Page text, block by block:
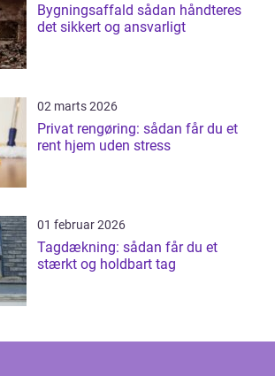
Bygningsaffald sådan håndteres
det sikkert og ansvarligt
02 marts 2026
Privat rengøring: sådan får du et
rent hjem uden stress
01 februar 2026
Tagdækning: sådan får du et
stærkt og holdbart tag